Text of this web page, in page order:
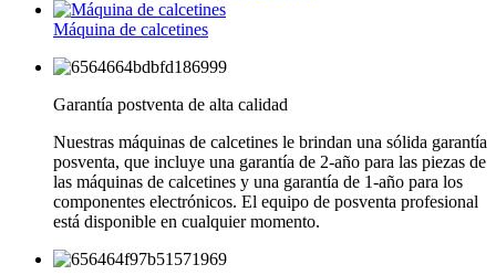
Máquina de calcetines
Garantía postventa de alta calidad
Nuestras máquinas de calcetines le brindan una sólida garantía
posventa, que incluye una garantía de 2-año para las piezas de
las máquinas de calcetines y una garantía de 1-año para los
componentes electrónicos. El equipo de posventa profesional
está disponible en cualquier momento.